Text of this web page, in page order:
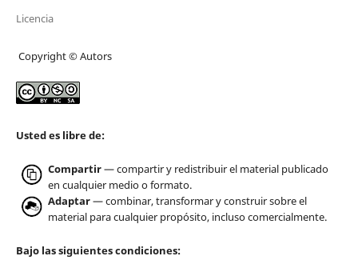
Licencia
Copyright © Autors
Usted es libre de:
Compartir— compartir y redistribuir el material publicado
en cualquier medio o formato.
Adaptar— combinar, transformar y construir sobre el
material para cualquier propósito, incluso comercialmente.
Bajo las siguientes condiciones: